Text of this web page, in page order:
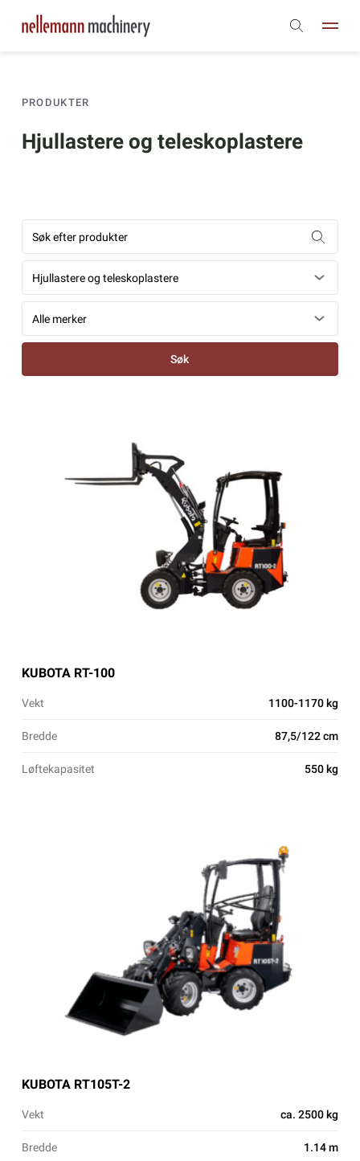
PRODUKTER
Hjullastere og teleskoplastere
Søk
KUBOTA RT-100
Vekt 1100-1170 kg
Bredde 87,5/122 cm
Løftekapasitet 550 kg
KUBOTA RT105T-2
Vekt ca. 2500 kg
Bredde 1.14 m